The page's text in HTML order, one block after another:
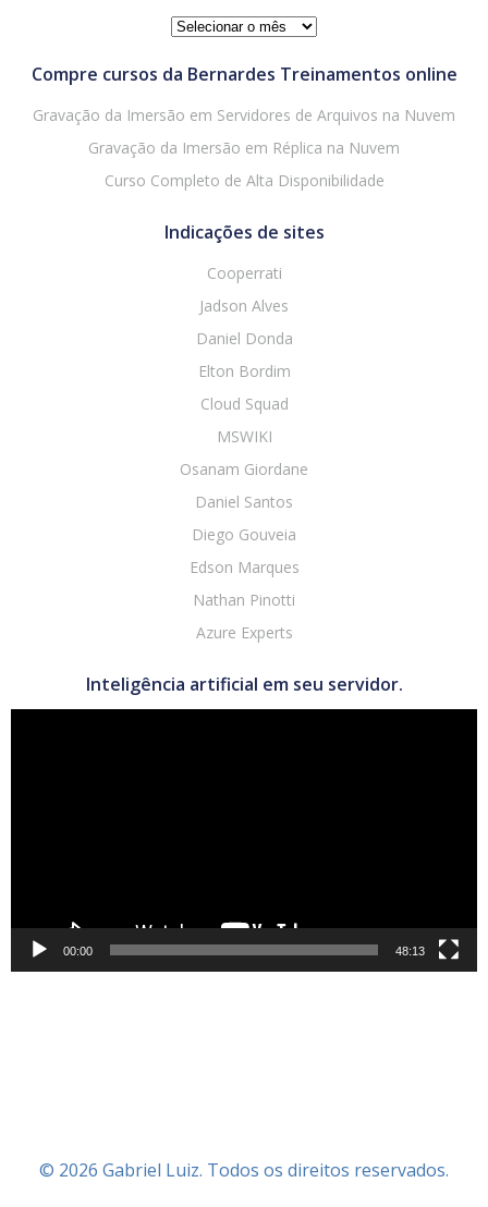
Arquivo
Compre cursos da Bernardes Treinamentos online
Gravação da Imersão em Servidores de Arquivos na Nuvem
Gravação da Imersão em Réplica na Nuvem
Curso Completo de Alta Disponibilidade
Indicações de sites
Cooperrati
Jadson Alves
Daniel Donda
Elton Bordim
Cloud Squad
MSWIKI
Osanam Giordane
Daniel Santos
Diego Gouveia
Edson Marques
Nathan Pinotti
Azure Experts
Inteligência artificial em seu servidor.
00:00 48:13
© 2026 Gabriel Luiz. Todos os direitos reservados.